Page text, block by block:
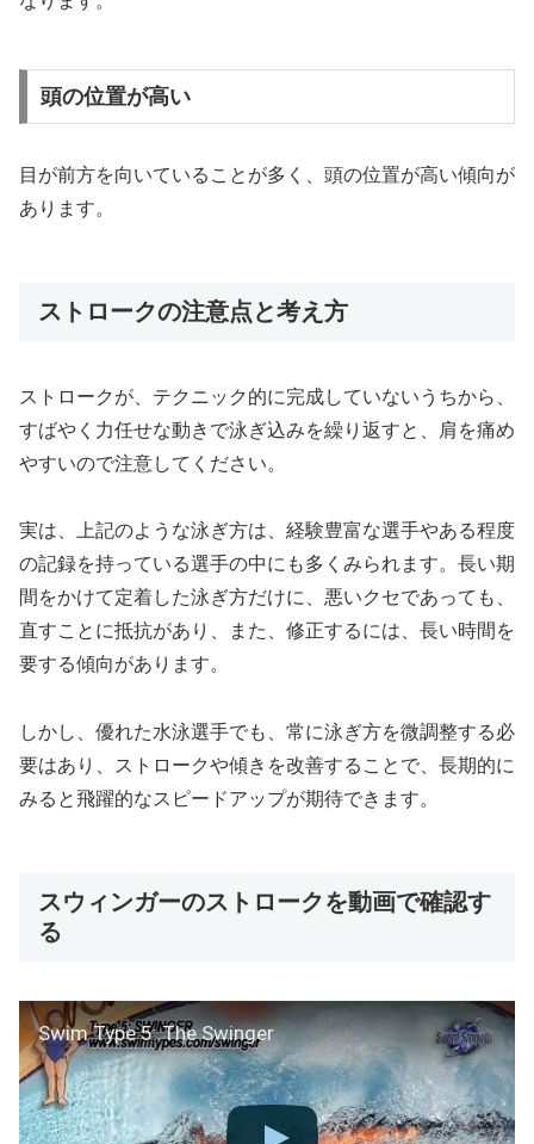
頭の位置が高い
目が前方を向いていることが多く、頭の位置が高い傾向が
あります。
ストロークの注意点と考え方
ストロークが、テクニック的に完成していないうちから、
すばやく力任せな動きで泳ぎ込みを繰り返すと、肩を痛め
やすいので注意してください。
実は、上記のような泳ぎ方は、経験豊富な選手やある程度
の記録を持っている選手の中にも多くみられます。長い期
間をかけて定着した泳ぎ方だけに、悪いクセであっても、
直すことに抵抗があり、また、修正するには、長い時間を
要する傾向があります。
しかし、優れた水泳選手でも、常に泳ぎ方を微調整する必
要はあり、ストロークや傾きを改善することで、長期的に
みると飛躍的なスピードアップが期待できます。
スウィンガーのストロークを動画で確認す
る
Swim Type 5: The Swinger